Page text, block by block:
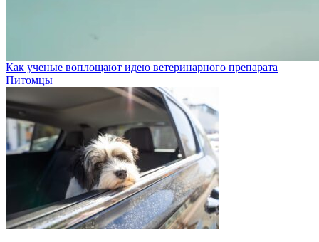
Как ученые воплощают идею ветеринарного препарата
Питомцы